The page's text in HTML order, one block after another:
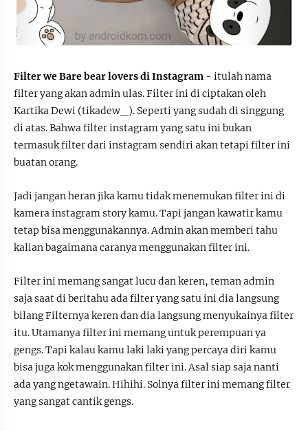
Filter we Bare bear lovers di Instagram - itulah nama
filter yang akan admin ulas. Filter ini di ciptakan oleh
Kartika Dewi (tikadew_). Seperti yang sudah di singgung
di atas. Bahwa filter instagram yang satu ini bukan
termasuk filter dari instagram sendiri akan tetapi filter ini
buatan orang.
Jadi jangan heran jika kamu tidak menemukan filter ini di
kamera instagram story kamu. Tapi jangan kawatir kamu
tetap bisa menggunakannya. Admin akan memberi tahu
kalian bagaimana caranya menggunakan filter ini.
Filter ini memang sangat lucu dan keren, teman admin
saja saat di beritahu ada filter yang satu ini dia langsung
bilang Filternya keren dan dia langsung menyukainya filter
itu. Utamanya filter ini memang untuk perempuan ya
gengs. Tapi kalau kamu laki laki yang percaya diri kamu
bisa juga kok menggunakan filter ini. Asal siap saja nanti
ada yang ngetawain. Hihihi. Solnya filter ini memang filter
yang sangat cantik gengs.